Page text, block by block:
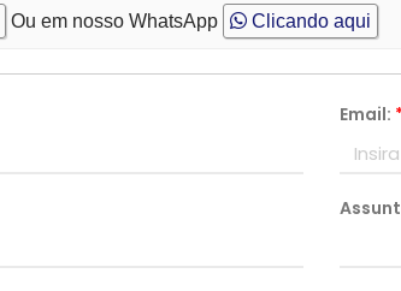
Ou em nosso WhatsApp Clicando aqui
Email: *